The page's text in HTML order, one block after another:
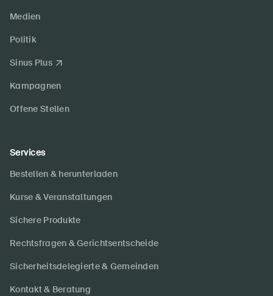
Medien
Politik
Sinus Plus
Kampagnen
Offene Stellen
Services
Bestellen & herunterladen
Kurse & Veranstaltungen
Sichere Produkte
Rechtsfragen & Gerichtsentscheide
Sicherheitsdelegierte & Gemeinden
Kontakt & Beratung